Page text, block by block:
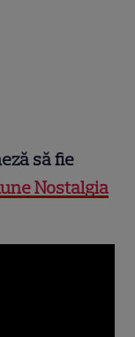
să fie
Nostalgia